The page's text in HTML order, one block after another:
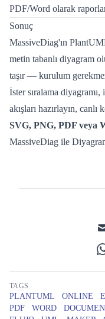
PDF/Word olarak
Sonuç
MassiveDiag'ın
metin tabanlı diyagram
taşır — kurulum
İster sıralama diyagramı,
akışları hazırlayın,
SVG, PNG, PDF veya
MassiveDiag ile
TAGS
PLANTUML ONLINE
PDF
WORD